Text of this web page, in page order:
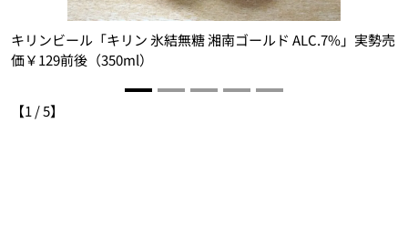
キリンビール「キリン 氷結無糖 湘南ゴールド ALC.7%」実勢売
価￥129前後（350ml）
【1 /5】